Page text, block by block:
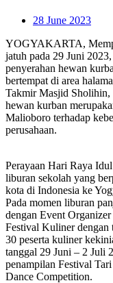
28 June 2023
YOGYAKARTA,
jatuh pada 29 Juni
penyerahan hewan
bertempat di area
Takmir Masjid Sholihin,
hewan kurban
Malioboro terhadap
perusahaan.
Perayaan Hari Raya
liburan sekolah yang
kota di Indonesia ke
Pada momen liburan
dengan Event
Festival Kuliner dengan
30 peserta kuliner
tanggal 29 Juni – 2 Juli
penampilan Festival
Dance Competition.